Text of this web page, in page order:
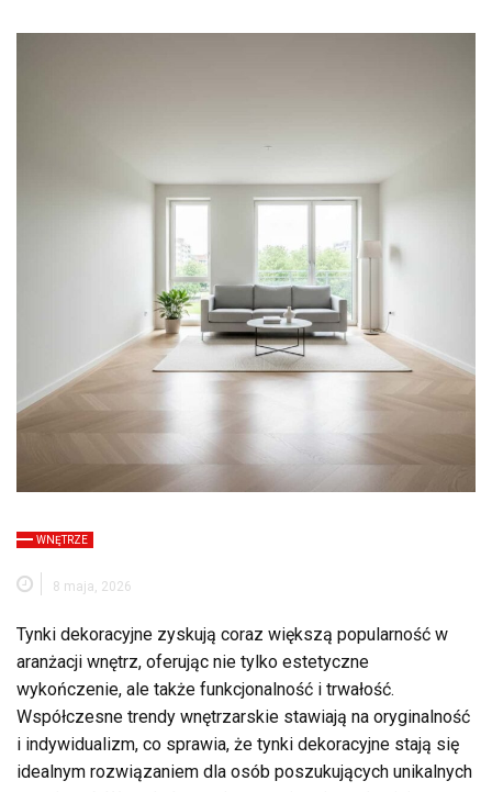
WNĘTRZE
8 maja, 2026
Tynki dekoracyjne zyskują coraz większą popularność w
aranżacji wnętrz, oferując nie tylko estetyczne
wykończenie, ale także funkcjonalność i trwałość.
Współczesne trendy wnętrzarskie stawiają na oryginalność
i indywidualizm, co sprawia, że tynki dekoracyjne stają się
idealnym rozwiązaniem dla osób poszukujących unikalnych